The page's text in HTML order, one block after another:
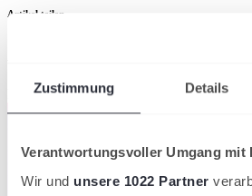
Zustimmung Details
Verantwortungsvoller Umgang mit
Wir und unsere 1022 Partner
Artikel teilen
Kompaktansicht